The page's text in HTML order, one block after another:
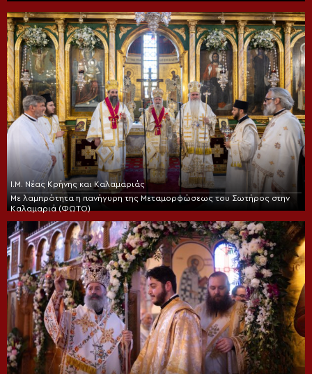
Ι.Μ. Νέας Κρήνης και Καλαμαριάς
Με λαμπρότητα η πανήγυρη της Μεταμορφώσεως του Σωτήρος στην
Καλαμαριά (ΦΩΤΟ)